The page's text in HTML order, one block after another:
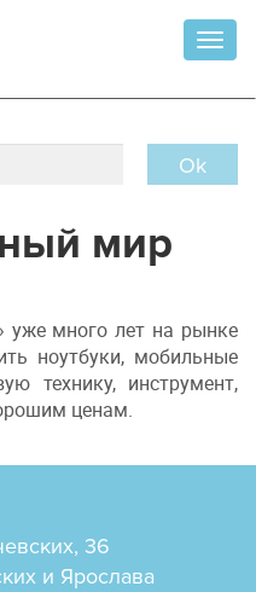
Ok
мир
уже много лет на рынке
ноутбуки, мобильные
технику, инструмент,
ценам.
36
и Ярослава